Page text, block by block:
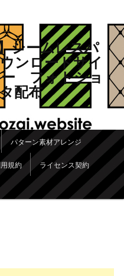
シームレスパ
ンロードサイ
ー フォトショ
配布
パターン素材アレンジ
規約 ライセンス契約